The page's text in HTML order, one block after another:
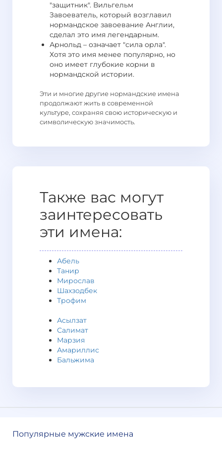
"защитник". Вильгельм
Завоеватель, который возглавил
нормандское завоевание Англии,
сделал это имя легендарным.
Арнольд – означает "сила орла".
Хотя это имя менее популярно, но
оно имеет глубокие корни в
нормандской истории.
Эти и многие другие нормандские имена
продолжают жить в современной
культуре, сохраняя свою историческую и
символическую значимость.
Также вас могут
заинтересовать
эти имена:
Абель
Танир
Мирослав
Шахзодбек
Трофим
Асылзат
Салимат
Марзия
Амариллис
Бальжима
Популярные мужские имена